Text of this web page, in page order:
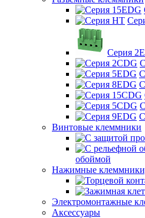
Серия
Винтовые клеммники
обоймой
Нажимные
Электромонтажные
Аксессуары